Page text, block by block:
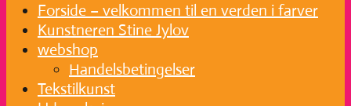
Forside – velkommen til en verden i farver
Kunstneren Stine Jylov
webshop
Handelsbetingelser
Tekstilkunst